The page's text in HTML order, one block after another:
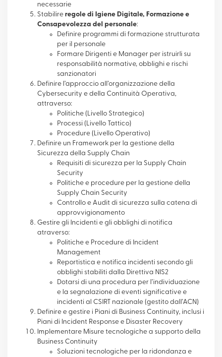
necessarie
Stabilire regole di Igiene Digitale, Formazione e
Consapevolezza del personale:
Definire programmi di formazione strutturata
per il personale
Formare Dirigenti e Manager per istruirli su
responsabilità normative, obblighi e rischi
sanzionatori
Definire l’approccio all’organizzazione della
Cybersecurity e della Continuità Operativa,
attraverso:
Politiche (Livello Strategico)
Processi (Livello Tattico)
Procedure (Livello Operativo)
Definire un Framework per la gestione della
Sicurezza della Supply Chain
Requisiti di sicurezza per la Supply Chain
Security
Politiche e procedure per la gestione della
Supply Chain Security
Controllo e Audit di sicurezza sulla catena di
approvvigionamento
Gestire gli Incidenti e gli obblighi di notifica
atraverso:
Politiche e Procedure di Incident
Management
Reportistica e notifica incidenti secondo gli
obblighi stabiliti dalla Direttiva NIS2
Dotarsi di una procedura per l’individuazione
e la segnalazione di eventi significative e
incidenti al CSIRT nazionale (gestito dall’ACN)
Definire e gestire i Piani di Business Continuity, inclusi i
Piani di Incident Response e Disaster Recovery
Implementare Misure tecnologiche a supporto della
Business Continuity
Soluzioni tecnologiche per la ridondanza e